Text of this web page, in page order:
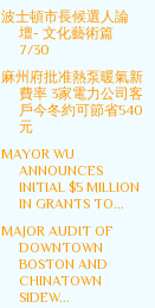
波士頓市長候選人論
壇- 文化藝術篇
7/30
麻州府批准熱泵暖氣新
費率 3家電力公司客
戶今冬約可節省540
元
MAYOR WU
ANNOUNCES
INITIAL $5 MILLION
IN GRANTS TO...
MAJOR AUDIT OF
DOWNTOWN
BOSTON AND
CHINATOWN
SIDEW...